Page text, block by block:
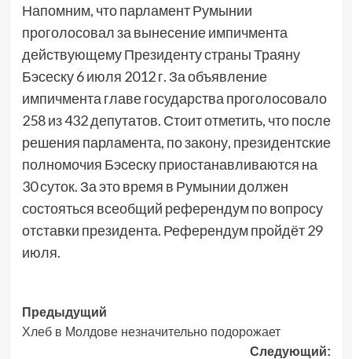
Напомним, что парламент Румынии
проголосовал за вынесение импичмента
действующему Президенту страны Траяну
Бэсеску 6 июля 2012 г. За объявление
импичмента главе государства проголосовало
258 из 432 депутатов. Стоит отметить, что после
решения парламента, по закону, президентские
полномочия Бэсеску приостанавливаются на
30 суток. За это время в Румынии должен
состояться всеобщий референдум по вопросу
отставки президента. Референдум пройдёт 29
июля.
Навигация
записи
Предыдущий
Хлеб в Молдове незначительно подорожает
Следующий: